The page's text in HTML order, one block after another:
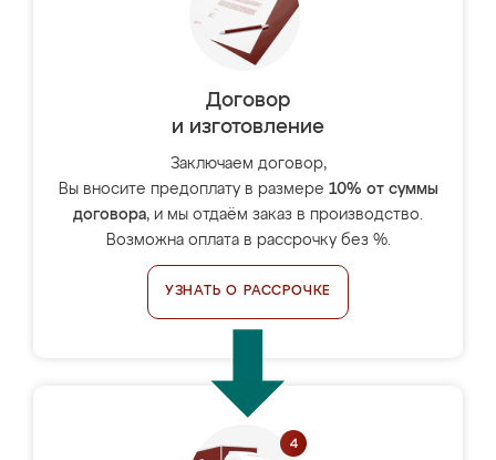
Договор
и изготовление
Заключаем договор,
Вы вносите предоплату в размере 10% от суммы
договора, и мы отдаём заказ в производство.
Возможна оплата в рассрочку без %.
УЗНАТЬ О РАССРОЧКЕ